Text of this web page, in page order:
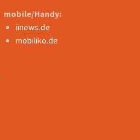
mobile/Handy:
iinews.de
mobiliko.de